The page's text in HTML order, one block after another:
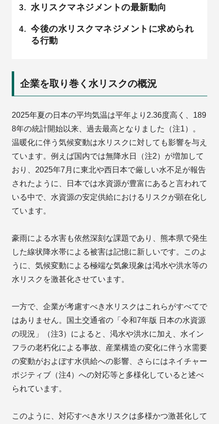
水リスクマネジメントの最新動向
今後の水リスクマネジメントに求められ
る行動
企業を取り巻く水リスクの概況
2025年夏の日本の平均気温は平年より2.36度高く、189
8年の統計開始以来、過去最高となりました（注1）。
温暖化に伴う気候変動は水リスクに対しても影響を与え
ています。例えば国内では無降水日（注2）が増加して
おり、2025年7月に東北や西日本で厳しい水不足が報告
されたように、日本では水資源が豊富にあると言われて
いる中で、水資源の安定供給におけるリスクが顕在化し
ています。
豪雨による水害も依然深刻な課題であり、熊本県で発生
した線状降水帯による被害は記憶に新しいです。このよ
うに、気候変動による極端な気象現象は渇水や洪水等の
水リスクを激甚化させています。
一方で、企業が考慮すべき水リスクはこれらがすべてで
はありません。国土交通省の「令和7年版 日本の水資源
の現況」（注3）によると、渇水や洪水に加え、水イン
フラの老朽化による事故、産業構造の変化に伴う水需要
の変動がおよぼす水供給への影響、さらにはネイチャー
ポジティブ（注4）への対応等と多様化していると述べ
られています。
このように、対応すべき水リスクは多様かつ激甚化して